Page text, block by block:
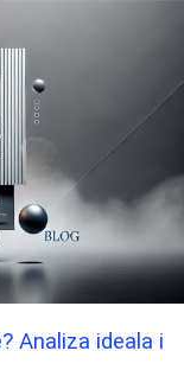
Analiza ideala i